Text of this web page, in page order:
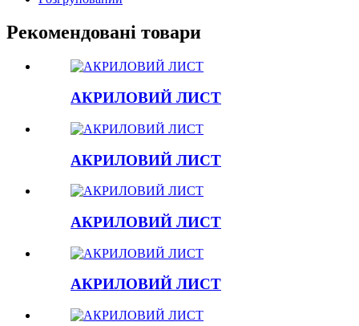
Рекомендовані товари
АКРИЛОВИЙ ЛИСТ
АКРИЛОВИЙ ЛИСТ
АКРИЛОВИЙ ЛИСТ
АКРИЛОВИЙ ЛИСТ